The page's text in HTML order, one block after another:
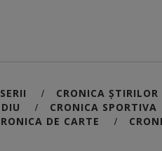
/ CRONICA
/ CRONICA SPORTIVA
DE CARTE /